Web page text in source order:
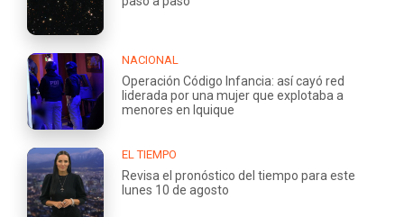
NACIONAL
Operación Código Infancia: así cayó red
liderada por una mujer que explotaba a
menores en Iquique
EL TIEMPO
Revisa el pronóstico del tiempo para este
lunes 10 de agosto